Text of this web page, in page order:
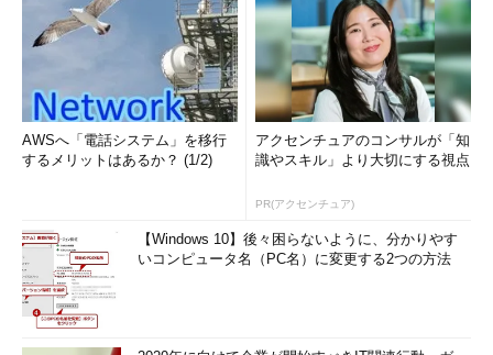
AWSへ「電話システム」を移行
するメリットはあるか？ (1/2)
アクセンチュアのコンサルが「知
識やスキル」より大切にする視点
PR(アクセンチュア)
【Windows 10】後々困らないように、分かりやす
いコンピュータ名（PC名）に変更する2つの方法